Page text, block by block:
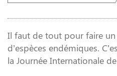
Il faut de tout pour faire un
d’espèces endémiques.
la Journée Internationale